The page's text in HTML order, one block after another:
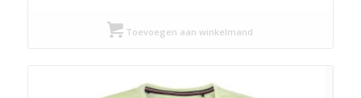
was:
€ 39,99.
€ 20,00.
Toevoegen aan winkelmand